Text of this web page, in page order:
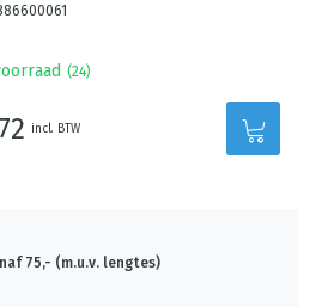
(24)
incl. BTW
75,- (m.u.v. lengtes)